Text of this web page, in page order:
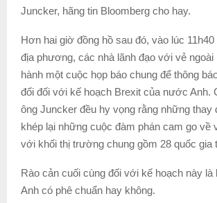
Juncker, hãng tin Bloomberg cho hay.
Hơn hai giờ đồng hồ sau đó, vào lúc
địa phương, các nhà lãnh đạo với vẻ ngoài
hành một cuộc họp báo chung để thông
đổi đối với kế hoạch Brexit của nước Anh.
ông Juncker đều hy vọng rằng những thay
khép lại những cuộc đàm phán cam go về
với khối thị trường chung gồm 28 quốc gia
Rào cản cuối cùng đối với kế hoạch này là
Anh có phê chuẩn hay không.